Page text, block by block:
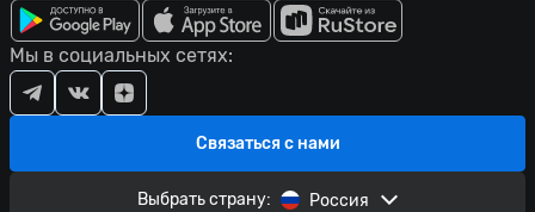
Связаться с нами
Мы в социальных сетях:
Выбрать страну: Россия